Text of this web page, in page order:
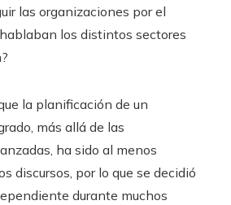
las organizaciones por el
los distintos sectores
la planificación de un
más allá de las
ha sido al menos
discursos, por lo que se decidió
durante muchos